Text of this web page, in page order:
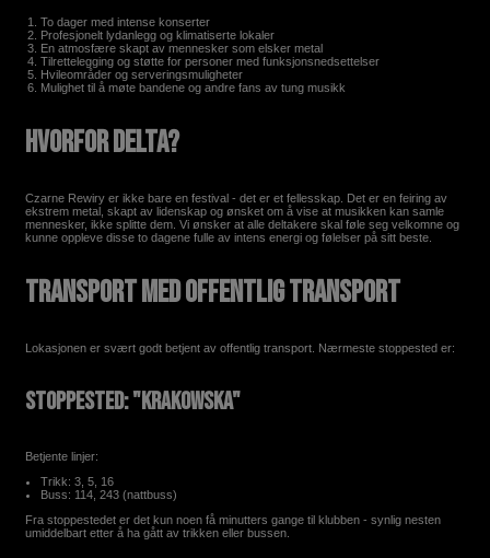
To dager med intense konserter
Profesjonelt lydanlegg og klimatiserte lokaler
En atmosfære skapt av mennesker som elsker metal
Tilrettelegging og støtte for personer med funksjonsnedsettelser
Hvileområder og serveringsmuligheter
Mulighet til å møte bandene og andre fans av tung musikk
Hvorfor delta?
Czarne Rewiry er ikke bare en festival - det er et fellesskap. Det er en feiring av
ekstrem metal, skapt av lidenskap og ønsket om å vise at musikken kan samle
mennesker, ikke splitte dem. Vi ønsker at alle deltakere skal føle seg velkomne og
kunne oppleve disse to dagene fulle av intens energi og følelser på sitt beste.
Transport med offentlig transport
Lokasjonen er svært godt betjent av offentlig transport. Nærmeste stoppested er:
Stoppested: "Krakowska"
Betjente linjer:
Trikk: 3, 5, 16
Buss: 114, 243 (nattbuss)
Fra stoppestedet er det kun noen få minutters gange til klubben - synlig nesten
umiddelbart etter å ha gått av trikken eller bussen.